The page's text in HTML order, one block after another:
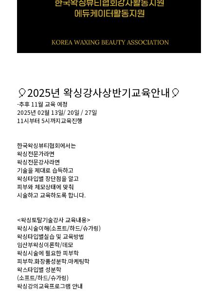
🎈2025년 왁싱강사상반기교육안내🎈
-추후 11월 교육 예정
2025년 02월 13일/ 20일 / 27일
11시부터 5시까지교육진행
한국왁싱뷰티협회에서는
왁싱전문가라면
왁싱전문강사라면
기술을 제대로 습득하고
왁싱타입별 장단점을 알고
피부와 체모상태에 맞춰
시술하고 교육하도록 합니다.
<왁싱토탈기술강사 교육내용>
왁싱시술이해(소프트/하드/슈가링)
왁싱타입별실습 및 교육방법
임산부왁싱이론학/데모
왁싱시술에 필요한 피부학
피부학.화장품성분학.마케팅학
왁스타입별 성분학
(소프트/하드/슈가링)
왁싱강의교육프로그램 안내